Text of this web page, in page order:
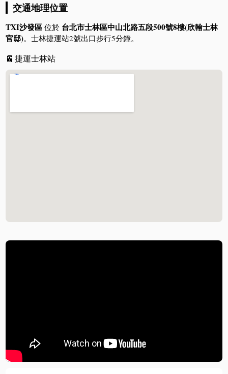
交通地理位置
TXI沙發區 位於 台北市士林區中山北路五段500號8樓(欣翰士林
官邸)。​士林捷運站2號出口步行5分鐘。​
🚈 捷運士林站